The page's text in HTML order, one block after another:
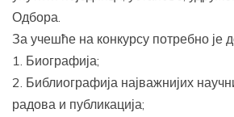
Одбора.
За учешће на конкурсу потребно је
1. Биографија;
2. Библиографија најважнијих
радова и публикација;